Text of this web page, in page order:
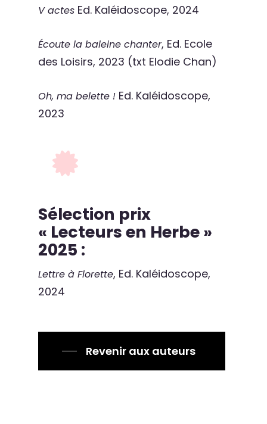
V actes Ed. Kaléidoscope, 2024
Écoute la baleine chanter, Ed. Ecole
des Loisirs, 2023 (txt Elodie Chan)
Oh, ma belette ! Ed. Kaléidoscope,
2023
Sélection prix
« Lecteurs en Herbe »
2025 :
Lettre à Florette, Ed. Kaléidoscope,
2024
Revenir aux auteurs